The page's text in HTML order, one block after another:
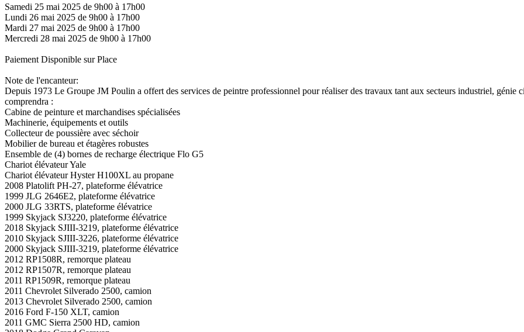
Samedi 25 mai 2025 de 9h00 à 17h00
Lundi 26 mai 2025 de 9h00 à 17h00
Mardi 27 mai 2025 de 9h00 à 17h00
Mercredi 28 mai 2025 de 9h00 à 17h00
Paiement Disponible sur Place
Note de l'encanteur:
Depuis 1973 Le Groupe JM Poulin a offert des services de peintre professionnel pour réaliser des travaux tant aux secteurs industriel,
comprendra :
Cabine de peinture et marchandises spécialisées
Machinerie, équipements et outils
Collecteur de poussière avec séchoir
Mobilier de bureau et étagères robustes
Ensemble de (4) bornes de recharge électrique Flo G5
Chariot élévateur Yale
Chariot élévateur Hyster H100XL au propane
2008 Platolift PH-27, plateforme élévatrice
1999 JLG 2646E2, plateforme élévatrice
2000 JLG 33RTS, plateforme élévatrice
1999 Skyjack SJ3220, plateforme élévatrice
2018 Skyjack SJIII-3219, plateforme élévatrice
2010 Skyjack SJIII-3226, plateforme élévatrice
2000 Skyjack SJIII-3219, plateforme élévatrice
2012 RP1508R, remorque plateau
2012 RP1507R, remorque plateau
2011 RP1509R, remorque plateau
2011 Chevrolet Silverado 2500, camion
2013 Chevrolet Silverado 2500, camion
2016 Ford F-150 XLT, camion
2011 GMC Sierra 2500 HD, camion